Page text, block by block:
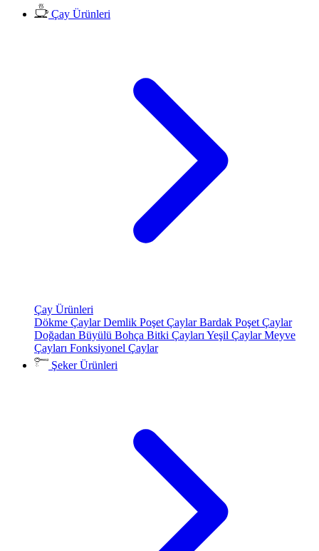
Çay Ürünleri
Çay Ürünleri
Dökme ÇaylarDemlik Poşet ÇaylarBardak Poşet Çaylar
Doğadan Büyülü Bohça Bitki Çayları Yeşil ÇaylarMeyve
Çayları Fonksiyonel Çaylar
Şeker Ürünleri